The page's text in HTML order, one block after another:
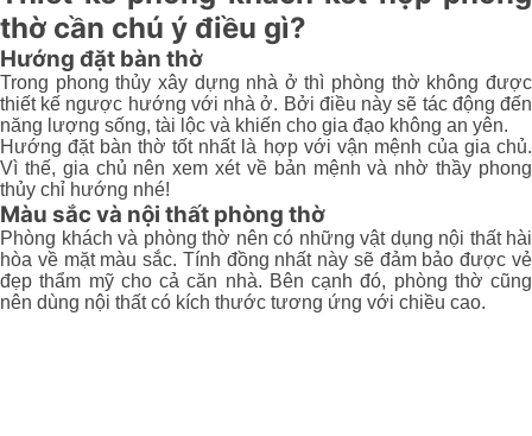
thờ cần chú ý điều gì?
Hướng đặt bàn thờ
Trong phong thủy xây dựng nhà ở thì phòng thờ không được
thiết kế ngược hướng với nhà ở. Bởi điều này sẽ tác động đến
năng lượng sống, tài lộc và khiến cho gia đạo không an yên.
Hướng đặt bàn thờ tốt nhất là hợp với vận mệnh của gia chủ.
Vì thế, gia chủ nên xem xét về bản mệnh và nhờ thầy phong
thủy chỉ hướng nhé!
Màu sắc và nội thất phòng thờ
Phòng khách và phòng thờ nên có những vật dụng nội thất hài
hòa về mặt màu sắc. Tính đồng nhất này sẽ đảm bảo được vẻ
đẹp thẩm mỹ cho cả căn nhà. Bên cạnh đó, phòng thờ cũng
nên dùng nội thất có kích thước tương ứng với chiều cao.